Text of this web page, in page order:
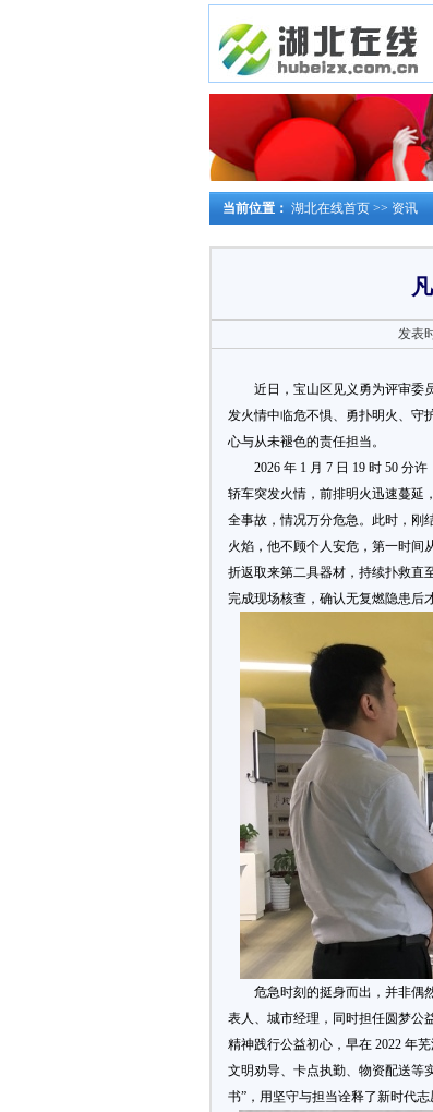
当前位置： 湖北在线首页 >> 资讯
发表
近日，宝山区见义勇为评审委
发火情中临危不惧、勇扑明火、守
心与从未褪色的责任担当。
2026 年 1 月 7 日 19 时 50 分
轿车突发火情，前排明火迅速蔓延
全事故，情况万分危急。此时，刚
火焰，他不顾个人安危，第一时间
折返取来第二具器材，持续扑救直
完成现场核查，确认无复燃隐患后
危急时刻的挺身而出，并非偶
表人、城市经理，同时担任圆梦公
精神践行公益初心，早在 2022 年
文明劝导、卡点执勤、物资配送等
书”，用坚守与担当诠释了新时代志